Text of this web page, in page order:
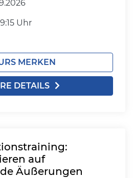
Uhr
MERKEN
DETAILS
auf
Äußerungen